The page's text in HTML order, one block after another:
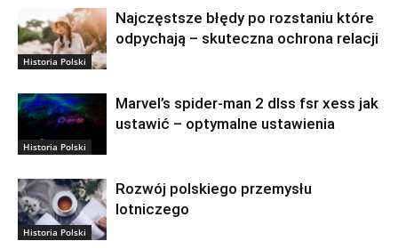
Historia Polski
Najczęstsze błędy po rozstaniu które
odpychają – skuteczna ochrona relacji
Historia Polski
Marvel’s spider-man 2 dlss fsr xess jak
ustawić – optymalne ustawienia
Historia Polski
Rozwój polskiego przemysłu
lotniczego